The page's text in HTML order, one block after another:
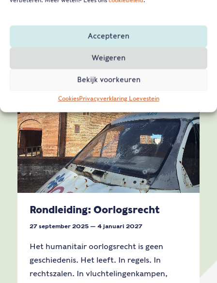
Accepteren
Weigeren
Bekijk voorkeuren
CookiesPrivacyverklaring Loevestein
Rondleiding: Oorlogsrecht
27 september 2025 — 4 januari 2027
Het humanitair oorlogsrecht is geen
geschiedenis. Het leeft. In regels. In
rechtszalen. In vluchtelingenkampen,